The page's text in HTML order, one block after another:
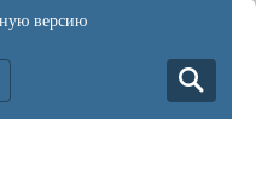
версию